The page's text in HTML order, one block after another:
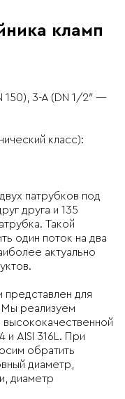
кламп
150), 3-A (DN 1/2″ —
класс):
патрубков под
друга и 135
Такой
один поток на два
актуально
представлен для
реализуем
высококачественной
и AISI 316L. При
обратить
диаметр,
диаметр